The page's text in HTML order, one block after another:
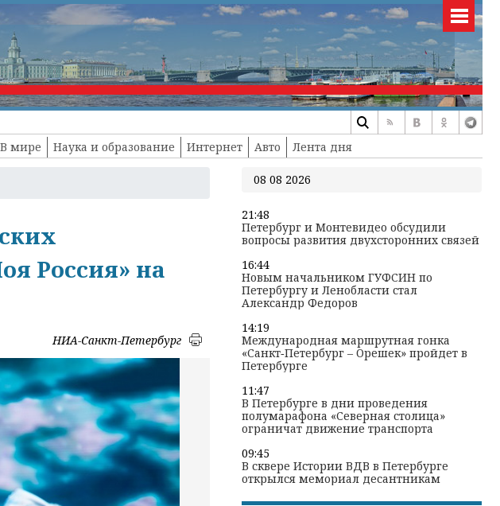
В мире Наука и образование Интернет Авто Лента дня
Россия» на
НИА-Санкт-Петербург
08 08 2026
21:48
Петербург и Монтевидео обсудили
вопросы развития двухсторонних связей
16:44
Новым начальником ГУФСИН по
Петербургу и Ленобласти стал
Александр Федоров
14:19
Международная маршрутная гонка
«Санкт‑Петербург – Орешек» пройдет в
Петербурге
11:47
В Петербурге в дни проведения
полумарафона «Северная столица»
ограничат движение транспорта
09:45
В сквере Истории ВДВ в Петербурге
открылся мемориал десантникам